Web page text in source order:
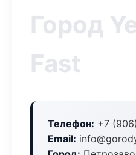
Город
Fast
Телефон: +7
Email: